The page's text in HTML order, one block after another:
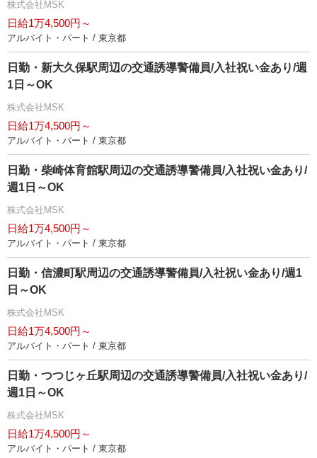
株式会社MSK
日給1万4,500円～
アルバイト・パート / 東京都
日勤・新大久保駅周辺の交通誘導警備員/入社祝い金あり/週
1日～OK
株式会社MSK
日給1万4,500円～
アルバイト・パート / 東京都
日勤・柴崎体育館駅周辺の交通誘導警備員/入社祝い金あり/
週1日～OK
株式会社MSK
日給1万4,500円～
アルバイト・パート / 東京都
日勤・信濃町駅周辺の交通誘導警備員/入社祝い金あり/週1
日～OK
株式会社MSK
日給1万4,500円～
アルバイト・パート / 東京都
日勤・つつじヶ丘駅周辺の交通誘導警備員/入社祝い金あり/
週1日～OK
株式会社MSK
日給1万4,500円～
アルバイト・パート / 東京都